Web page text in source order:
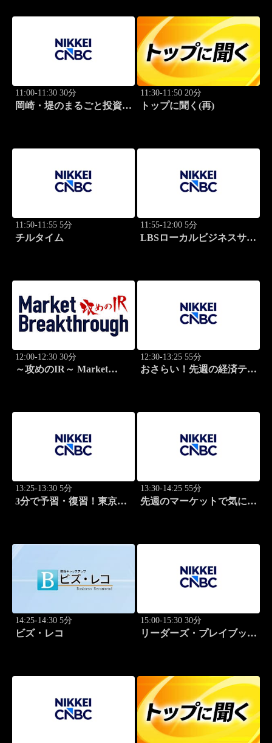
11:00-11:30 30分
岡崎・堤のまるごと投資道
11:30-11:50 20分
トップに聞く(再)
11:50-11:55 5分
チルタイム
11:55-12:00 5分
LBSローカルビジネスサテ
12:00-12:30 30分
～攻めのIR～ Market
12:30-13:25 55分
おさらい！先週の経済テー
13:25-13:30 5分
3分で予習・復習！東京市
13:30-14:25 55分
先週のマーケットで気にな
14:25-14:30 5分
ビズ・レコ
15:00-15:30 30分
リーダーズ・プレイブック